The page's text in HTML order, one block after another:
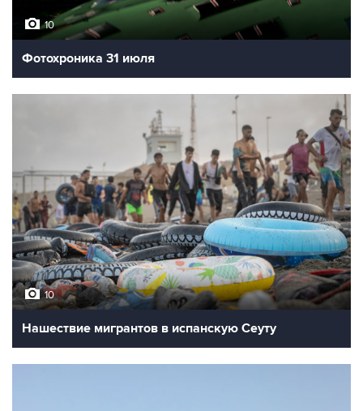
10
Фотохроника 31 июля
10
Нашествие мигрантов в испанскую Сеуту